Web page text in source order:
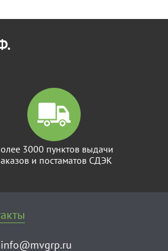
3000 пунктов выдачи
и постаматов СДЭК
info@mvgrp.ru